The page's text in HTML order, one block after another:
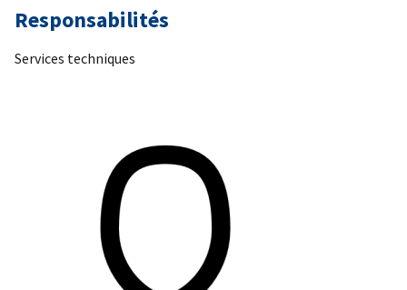
Responsabilités
Services techniques